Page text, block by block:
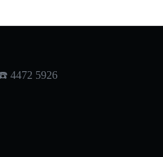
4472 5926